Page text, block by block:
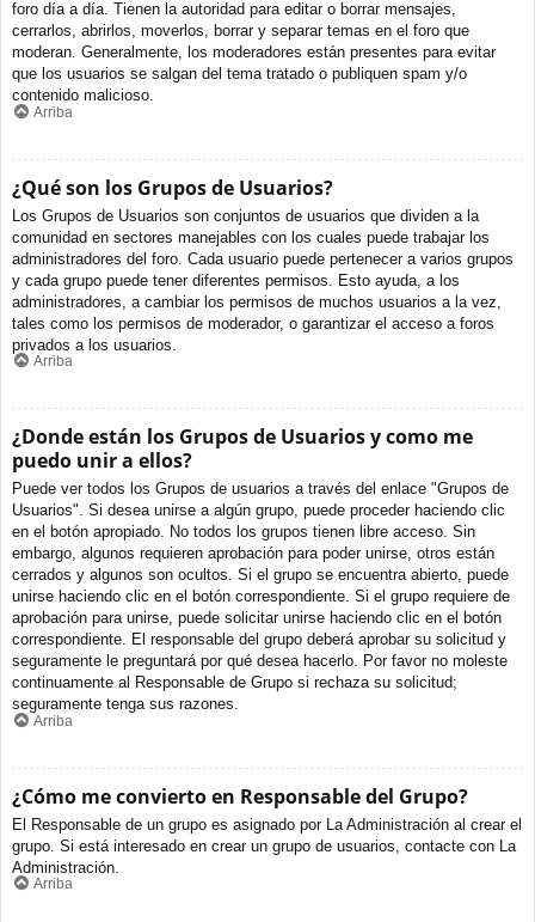
foro día a día. Tienen la autoridad para editar o borrar mensajes,
cerrarlos, abrirlos, moverlos, borrar y separar temas en el foro que
moderan. Generalmente, los moderadores están presentes para evitar
que los usuarios se salgan del tema tratado o publiquen spam y/o
contenido malicioso.
Arriba
¿Qué son los Grupos de Usuarios?
Los Grupos de Usuarios son conjuntos de usuarios que dividen a la
comunidad en sectores manejables con los cuales puede trabajar los
administradores del foro. Cada usuario puede pertenecer a varios grupos
y cada grupo puede tener diferentes permisos. Esto ayuda, a los
administradores, a cambiar los permisos de muchos usuarios a la vez,
tales como los permisos de moderador, o garantizar el acceso a foros
privados a los usuarios.
Arriba
¿Donde están los Grupos de Usuarios y como me
puedo unir a ellos?
Puede ver todos los Grupos de usuarios a través del enlace "Grupos de
Usuarios". Si desea unirse a algún grupo, puede proceder haciendo clic
en el botón apropiado. No todos los grupos tienen libre acceso. Sin
embargo, algunos requieren aprobación para poder unirse, otros están
cerrados y algunos son ocultos. Si el grupo se encuentra abierto, puede
unirse haciendo clic en el botón correspondiente. Si el grupo requiere de
aprobación para unirse, puede solicitar unirse haciendo clic en el botón
correspondiente. El responsable del grupo deberá aprobar su solicitud y
seguramente le preguntará por qué desea hacerlo. Por favor no moleste
continuamente al Responsable de Grupo si rechaza su solicitud;
seguramente tenga sus razones.
Arriba
¿Cómo me convierto en Responsable del Grupo?
El Responsable de un grupo es asignado por La Administración al crear el
grupo. Si está interesado en crear un grupo de usuarios, contacte con La
Administración.
Arriba